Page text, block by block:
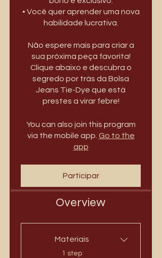
• Você quer aprender uma nova
habilidade lucrativa.
Não espere mais para criar a
sua próxima peça favorita!
Clique abaixo e descubra o
segredo por trás da Bolsa
Jeans Tie-Dye que está
prestes a virar febre!
You can also join this program
via the mobile app. Go to the
app
Participar
Overview
Materiais
.
1 step